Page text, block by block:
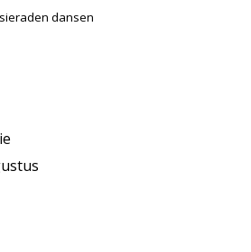
dansen